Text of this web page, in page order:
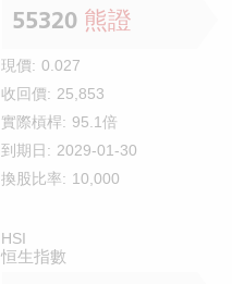
55320 熊證
現價: 0.027
收回價: 25,853
實際槓桿: 95.1倍
到期日: 2029-01-30
換股比率: 10,000
HSI
恒生指數